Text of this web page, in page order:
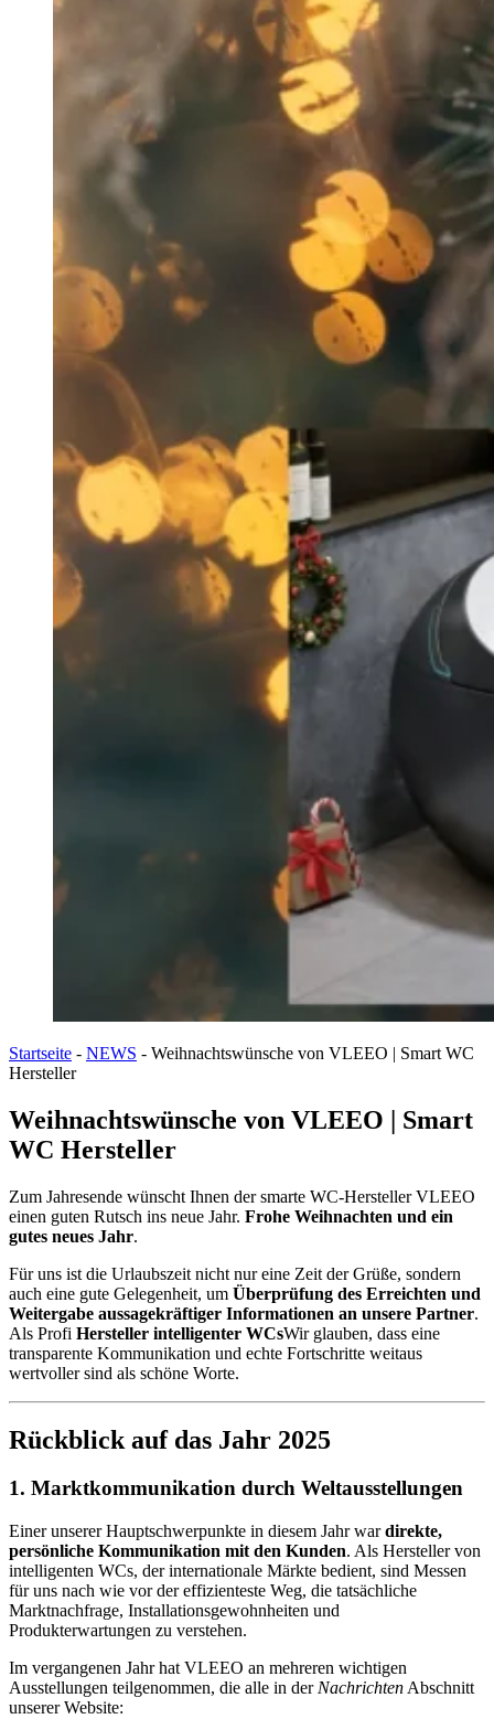
Startseite - NEWS - Weihnachtswünsche von VLEEO | Smart WC
Hersteller
Weihnachtswünsche von VLEEO | Smart
WC Hersteller
Zum Jahresende wünscht Ihnen der smarte WC-Hersteller VLEEO
einen guten Rutsch ins neue Jahr. Frohe Weihnachten und ein
gutes neues Jahr.
Für uns ist die Urlaubszeit nicht nur eine Zeit der Grüße, sondern
auch eine gute Gelegenheit, um Überprüfung des Erreichten und
Weitergabe aussagekräftiger Informationen an unsere Partner.
Als Profi Hersteller intelligenter WCsWir glauben, dass eine
transparente Kommunikation und echte Fortschritte weitaus
wertvoller sind als schöne Worte.
Rückblick auf das Jahr 2025
1. Marktkommunikation durch Weltausstellungen
Einer unserer Hauptschwerpunkte in diesem Jahr wardirekte,
persönliche Kommunikation mit den Kunden. Als Hersteller von
intelligenten WCs, der internationale Märkte bedient, sind Messen
für uns nach wie vor der effizienteste Weg, die tatsächliche
Marktnachfrage, Installationsgewohnheiten und
Produkterwartungen zu verstehen.
Im vergangenen Jahr hat VLEEO an mehreren wichtigen
Ausstellungen teilgenommen, die alle in der Nachrichten Abschnitt
unserer Website: